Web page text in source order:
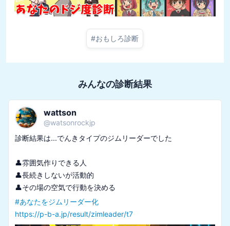
#おもしろ診断
みんなの診断結果
wattson
@watsonrockjp
診断結果は...でんきタイプのジムリーダーでした
👤雰囲気作りできる人
👤長続きしないが活動的
#あなたをジムリーダー化
https://p-b-a.jp/result/zimleader/t7